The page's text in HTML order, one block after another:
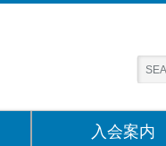
入会案内